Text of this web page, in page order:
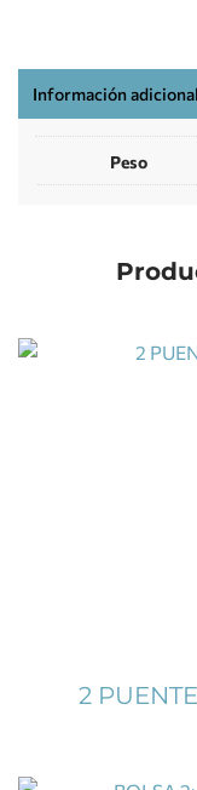
Información adicional
Peso
2